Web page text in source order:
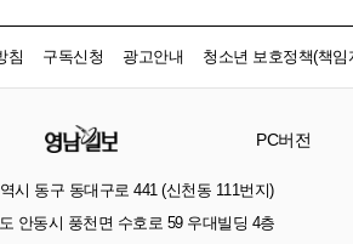
침 구독신청 광고안내 청소년 보호정책(책임
PC버전
시 동구 동대구로 441 (신천동 111번지)
안동시 풍천면 수호로 59 우대빌딩 4층